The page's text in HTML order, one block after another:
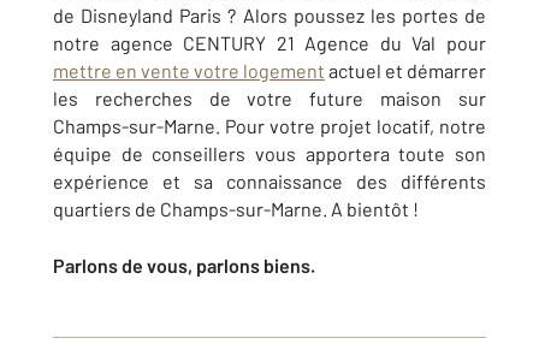
de Disneyland Paris ? Alors poussez les portes de
notre agence CENTURY 21 Agence du Val pour
mettre en vente votre logement actuel et démarrer
les recherches de votre future maison sur
Champs-sur-Marne. Pour votre projet locatif, notre
équipe de conseillers vous apportera toute son
expérience et sa connaissance des différents
quartiers de Champs-sur-Marne. A bientôt !
Parlons de vous, parlons biens.